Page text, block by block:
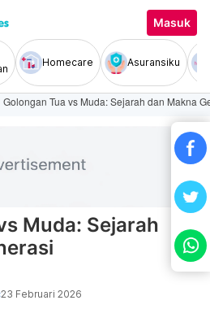
Masuk
Homecare Asuransiku
Golongan Tua vs Muda: Sejarah dan Makna
Muda: Sejarah
23 Februari 2026